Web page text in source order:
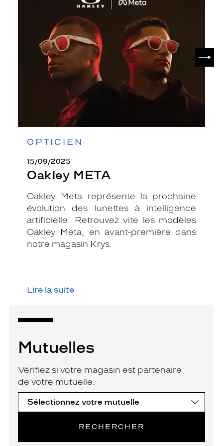
OPTICIEN
15/09/2025
Oakley META
Oakley Meta représente la prochaine
évolution des lunettes à intelligence
artificielle. Retrouvez vite les modèles
Oakley Meta, en avant-première dans
notre magasin Krys.
Lire la suite
Mutuelles
Vérifiez si votre magasin est partenaire
de votre mutuelle.
RECHERCHER